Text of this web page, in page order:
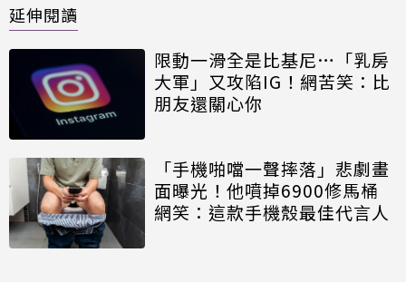
延伸閱讀
限動一滑全是比基尼…「乳房
大軍」又攻陷IG！網苦笑：比
朋友還關心你
「手機啪噹一聲摔落」悲劇畫
面曝光！他噴掉6900修馬桶
網笑：這款手機殼最佳代言人